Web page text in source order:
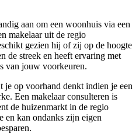
aan om een woonhuis via een
makelaar uit de regio
gezien hij of zij op de hoogte
de streek en heeft ervaring met
van jouw voorkeuren.
op voorhand denkt indien je een
Een makelaar consulteren is
de huizenmarkt in de regio
en kan ondanks zijn eigen